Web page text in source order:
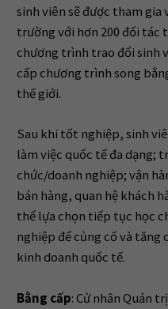
sinh viên sẽ được tham gia
trường với hơn 200 đối tác
chương trình trao đổi sinh
cấp chương trình song
thế giới.
Sau khi tốt nghiệp, sinh
làm việc quốc tế đa dạng;
chức/doanh nghiệp; vận
bán hàng, quan hệ khách
thể lựa chọn tiếp tục học
nghiệp để củng cố và tăng
kinh doanh quốc tế.
Bằng cấp: Cử nhân Quản